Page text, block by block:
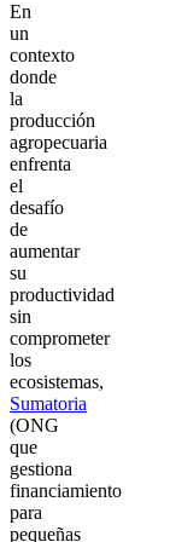
En
un
contexto
donde
la
producción
agropecuaria
enfrenta
el
desafío
de
aumentar
su
productividad
sin
comprometer
los
ecosistemas,
Sumatoria
(ONG
que
gestiona
financiamiento
para
pequeñas